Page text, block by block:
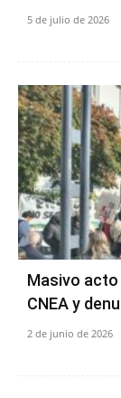
5 de julio de 2026
Masivo
CNEA y
2 de junio de 2026